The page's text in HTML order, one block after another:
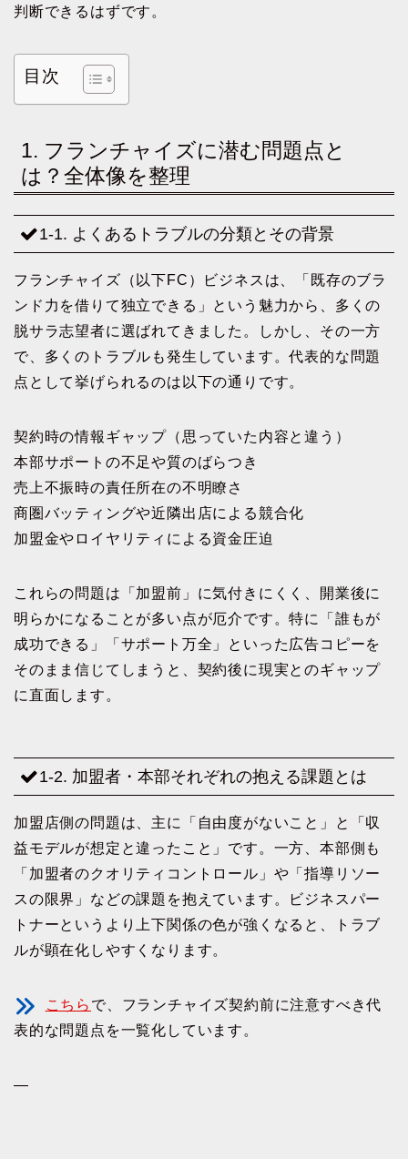
判断できるはずです。
目次
1. フランチャイズに潜む問題点と
は？全体像を整理
1-1. よくあるトラブルの分類とその背景
フランチャイズ（以下FC）ビジネスは、「既存のブラ
ンド力を借りて独立できる」という魅力から、多くの
脱サラ志望者に選ばれてきました。しかし、その一方
で、多くのトラブルも発生しています。代表的な問題
点として挙げられるのは以下の通りです。
契約時の情報ギャップ（思っていた内容と違う）
本部サポートの不足や質のばらつき
売上不振時の責任所在の不明瞭さ
商圏バッティングや近隣出店による競合化
加盟金やロイヤリティによる資金圧迫
これらの問題は「加盟前」に気付きにくく、開業後に
明らかになることが多い点が厄介です。特に「誰もが
成功できる」「サポート万全」といった広告コピーを
そのまま信じてしまうと、契約後に現実とのギャップ
に直面します。
1-2. 加盟者・本部それぞれの抱える課題とは
加盟店側の問題は、主に「自由度がないこと」と「収
益モデルが想定と違ったこと」です。一方、本部側も
「加盟者のクオリティコントロール」や「指導リソー
スの限界」などの課題を抱えています。ビジネスパー
トナーというより上下関係の色が強くなると、トラブ
ルが顕在化しやすくなります。
こちら で、フランチャイズ契約前に注意すべき代
表的な問題点を一覧化しています。
—